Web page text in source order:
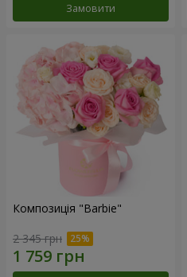
Замовити
Композиція "Barbie"
2 345 грн